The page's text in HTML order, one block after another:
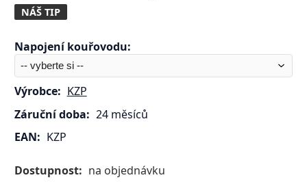
NÁŠ TIP
Napojení kouřovodu:
Výrobce: KZP
Záruční doba: 24 měsíců
EAN: KZP
Dostupnost: na objednávku